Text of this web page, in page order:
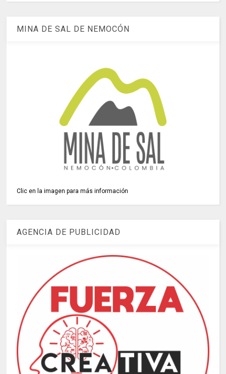
MINA DE SAL DE NEMOCÓN
Clic en la imagen para más información
AGENCIA DE PUBLICIDAD